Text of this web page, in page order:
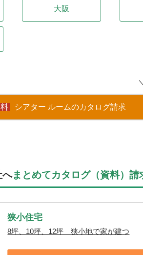
大阪
シアター ルームのカタログ請求
へまとめてカタログ（資料）請
狭小住宅
8坪、10坪、12坪 狭小地で家が建つ